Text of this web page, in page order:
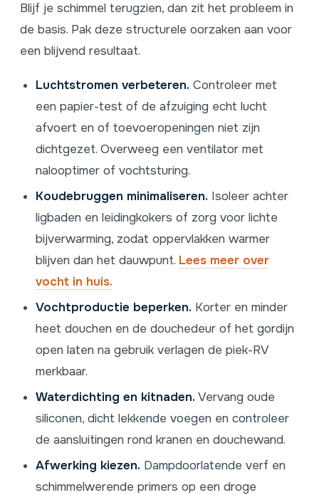
Blijf je schimmel terugzien, dan zit het probleem in
de basis. Pak deze structurele oorzaken aan voor
een blijvend resultaat.
Luchtstromen verbeteren. Controleer met
een papier-test of de afzuiging echt lucht
afvoert en of toevoeropeningen niet zijn
dichtgezet. Overweeg een ventilator met
nalooptimer of vochtsturing.
Koudebruggen minimaliseren. Isoleer achter
ligbaden en leidingkokers of zorg voor lichte
bijverwarming, zodat oppervlakken warmer
blijven dan het dauwpunt. Lees meer over
vocht in huis.
Vochtproductie beperken. Korter en minder
heet douchen en de douchedeur of het gordijn
open laten na gebruik verlagen de piek-RV
merkbaar.
Waterdichting en kitnaden. Vervang oude
siliconen, dicht lekkende voegen en controleer
de aansluitingen rond kranen en douchewand.
Afwerking kiezen. Dampdoorlatende verf en
schimmelwerende primers op een droge